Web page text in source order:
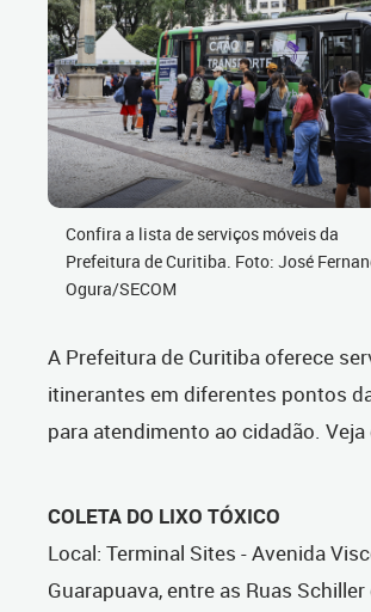
Confira a lista de serviços móveis da
Prefeitura de Curitiba. Foto: José
Ogura/SECOM
A Prefeitura de Curitiba oferece
itinerantes em diferentes pontos
para atendimento ao cidadão.
COLETA DO LIXO TÓXICO
Local: Terminal Sites - Avenida
Guarapuava, entre as Ruas